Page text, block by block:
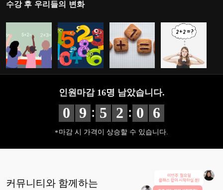
수강 후 우리들의 변화
인원마감 16명 남았습니다.
0 9 : 5 2 : 0 5
마감 시 가격이 상승할 수 있습니다.
커뮤니티와 함께하는